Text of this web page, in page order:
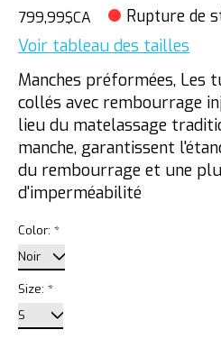
799,99$CA Rupture de
Voir tableau des tailles
Manches préformées, Les
collés avec rembourrage
lieu du matelassage
manche, garantissent
du rembourrage et une
d'imperméabilité
Color: *
Size: *